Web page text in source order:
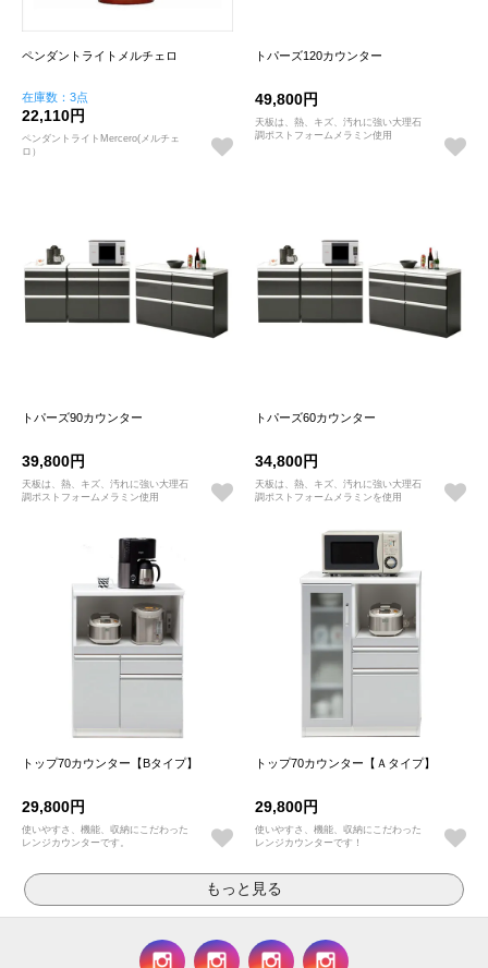
ペンダントライトメルチェロ
在庫数：3点
22,110円
ペンダントライトMercero(メルチェ
ロ）
トパーズ120カウンター
49,800円
天板は、熱、キズ、汚れに強い大理石
調ポストフォームメラミン使用
トパーズ90カウンター
39,800円
天板は、熱、キズ、汚れに強い大理石
調ポストフォームメラミン使用
トパーズ60カウンター
34,800円
天板は、熱、キズ、汚れに強い大理石
調ポストフォームメラミンを使用
トップ70カウンター【Bタイプ】
29,800円
使いやすさ、機能、収納にこだわった
レンジカウンターです。
トップ70カウンター【Ａタイプ】
29,800円
使いやすさ、機能、収納にこだわった
レンジカウンターです！